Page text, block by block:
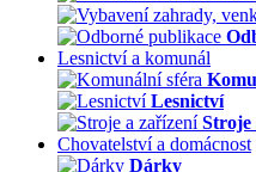
Lesnictví a komunál
Lesnictví
Stroje
Chovatelství a domácnost
Dárky